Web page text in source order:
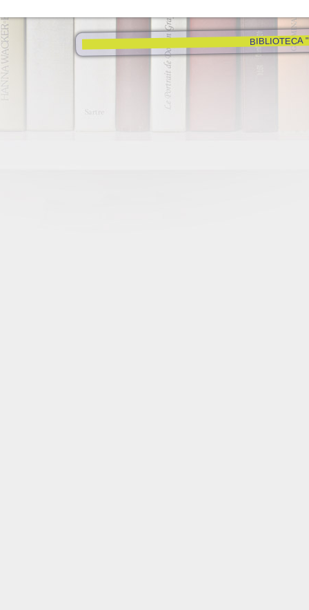
BIBLIOTECA